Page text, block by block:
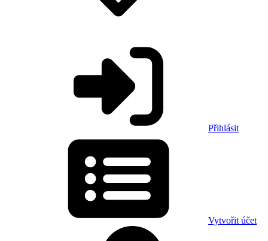
Přihlásit
Vytvořit účet